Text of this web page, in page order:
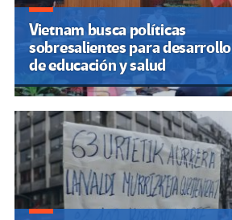
Vietnam busca políticas
sobresalientes para desarrollo
de educación y salud